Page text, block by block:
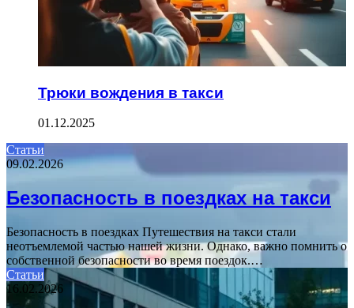
Трюки вождения в такси
01.12.2025
Статьи
09.02.2026
Безопасность в поездках на такси
Безопасность в поездках Путешествия на такси стали
неотъемлемой частью нашей жизни. Однако, важно помнить о
собственной безопасности во время поездок.…
Статьи
16.02.2026